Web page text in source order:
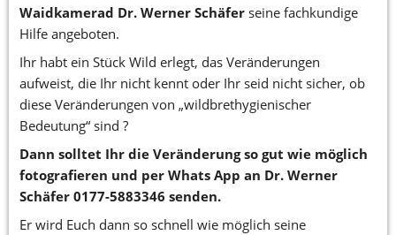
Waidkamerad Dr. Werner Schäfer seine fachkundige
Hilfe angeboten.
Ihr habt ein Stück Wild erlegt, das Veränderungen
aufweist, die Ihr nicht kennt oder Ihr seid nicht sicher, ob
diese Veränderungen von „wildbrethygienischer
Bedeutung“ sind ?
Dann solltet Ihr die Veränderung so gut wie möglich
fotografieren und per Whats App an Dr. Werner
Schäfer 0177-5883346 senden.
Er wird Euch dann so schnell wie möglich seine